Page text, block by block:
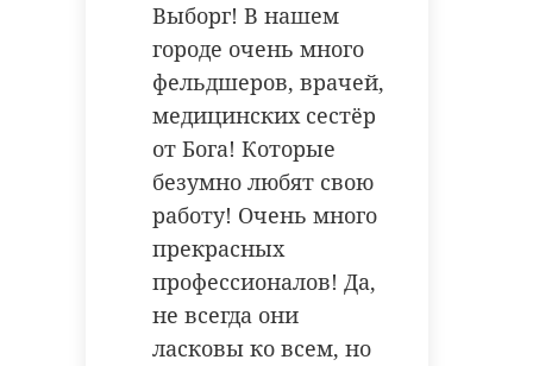
Выборг! В нашем
городе очень много
фельдшеров, врачей,
медицинских сестёр
от Бога! Которые
безумно любят свою
работу! Очень много
прекрасных
профессионалов! Да,
не всегда они
ласковы ко всем, но